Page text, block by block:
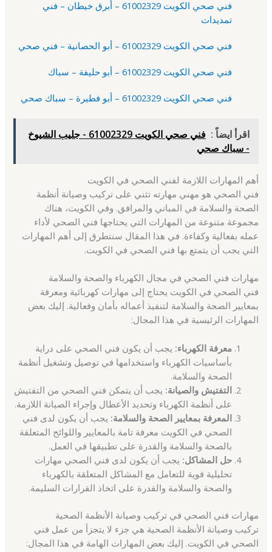
فني صحي الكويت 61002329 – أبرق خيطان – فني
تمديدات
فني صحي الكويت 61002329 – أبو الحصانية – فني صحي
فني صحي الكويت 61002329 – أبو حليفة – سباك
فني صحي الكويت 61002329 – أبو فطيرة – سباك صحي
اقرأ ايضاً :
فني صحي الكويت 61002329 - جليب الشيوخ
- سباك صحي
أهم المهارات اللازمة لفني الصحي في الكويت
فني الصحي هو مهني مهارته تثني على تركيب وصيانة أنظمة
الصحة والسلامة في المباني والمرافق. وفي الكويت، هناك
مجموعة متنوعة من المهارات التي يحتاجها فني الصحي لأداء
عمله بفعالية وكفاءة. في هذا المقال سنتطرق إلى أهم المهارات
التي يجب أن يتمتع بها فني الصحي في الكويت.
مهارات فني الصحي في مجال الكهرباء والصحة والسلامة
فني الصحي في الكويت يحتاج إلى مهارات كهربائية ومعرفة
بمعايير الصحة والسلامة لتنفيذ أعماله بأمان وفعالية. إليك بعض
المهارات الرئيسية في هذا المجال:
معرفة الكهرباء: يجب أن يكون فني الصحي على دراية
بأساسيات الكهرباء واستخدامها في توصيل وتشغيل أنظمة
الصحة والسلامة.
التفتيش والصيانة: يجب أن يتمكن فني الصحي من التفتيش
على أنظمة الكهرباء وتحديد الأعطال وإجراء الصيانة اللازمة.
المعرفة بمعايير الصحة والسلامة: يجب أن يكون لدى فني
الصحي في الكويت معرفة تامة بالمعايير واللوائح المتعلقة
بالصحة والسلامة والقدرة على تطبيقها في العمل.
حل المشاكل: يجب أن يكون لدى فني الصحي مهارات
تحليلية قوية للتعامل مع المشاكل المتعلقة بالكهرباء
والصحة والسلامة والقدرة على اتخاذ القرارات السليمة.
مهارات فني الصحي في تركيب وصيانة الأنظمة الصحية
تركيب وصيانة الأنظمة الصحية هي جزء لا يتجزأ من عمل فني
الصحي في الكويت. إليك بعض المهارات الهامة في هذا المجال: